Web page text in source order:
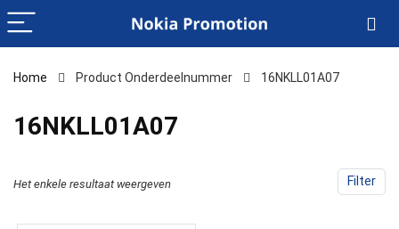
Home Product Onderdeelnummer ‎16NKLL01A07
‎16NKLL01A07
Filter
Het enkele resultaat weergeven